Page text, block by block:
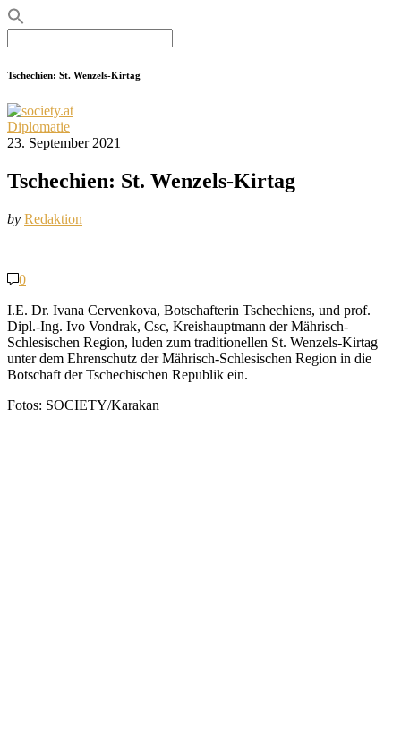
for:
Tschechien: St. Wenzels-Kirtag
Diplomatie
23. September 2021
Tschechien: St. Wenzels-Kirtag
by Redaktion
0
I.E. Dr. Ivana Cervenkova, Botschafterin Tschechiens, und prof.
Dipl.-Ing. Ivo Vondrak, Csc, Kreishauptmann der Mährisch-
Schlesischen Region, luden zum traditionellen St. Wenzels-Kirtag
unter dem Ehrenschutz der Mährisch-Schlesischen Region in die
Botschaft der Tschechischen Republik ein.
Fotos: SOCIETY/Karakan